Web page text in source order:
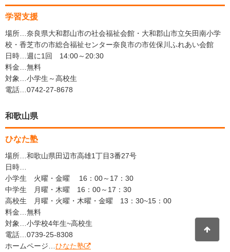
学習支援
場所…奈良県大和郡山市の社会福祉会館・大和郡山市立矢田南小学
校・香芝市の市総合福祉センター奈良市の市佐保川ふれあい会館
日時…週に1回 14:00～20:30
料金…無料
対象…小学生～高校生
電話…0742-27-8678
和歌山県
ひなた塾
場所…和歌山県田辺市高雄1丁目3番27号
日時…
小学生 火曜・金曜 16：00～17：30
中学生 月曜・木曜 16：00～17：30
高校生 月曜・火曜・木曜・金曜 13：30~15：00
料金…無料
対象…小学校4年生~高校生
電話…0739-25-8308
ホームページ… ひなた塾